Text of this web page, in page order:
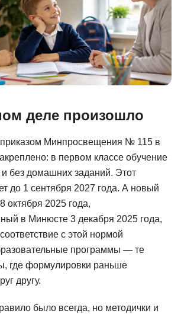
деле произошло
Минпросвещения № 115 в
в первом классе обучение
и без домашних заданий. Этот
до 1 сентября 2027 года. А новый
октября 2025 года,
в Минюсте 3 декабря 2025 года,
с этой нормой
программы — те
где формулировки раньше
другу.
было всегда, но методички и